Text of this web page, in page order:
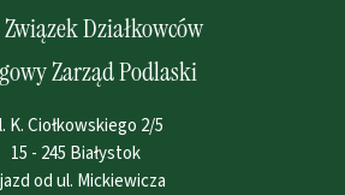
Działkowców
Zarząd Podlaski
K. Ciołkowskiego 2/5
15 - 245 Białystok
od ul. Mickiewicza